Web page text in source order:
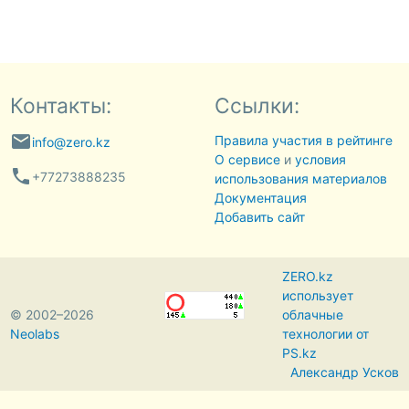
Контакты:
emailinfo@zero.kz
phone +77273888235
Ссылки:
Правила участия в рейтинге
О сервисеи условия
использования материалов
Документация
Добавить сайт
© 2002–2026
Neolabs
ZERO.kz
использует
облачные
технологии от
PS.kz
Александр Усков